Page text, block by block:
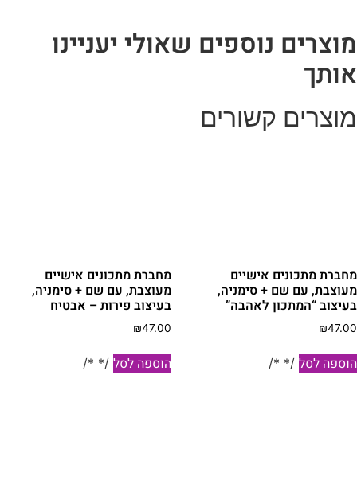
נוספים שאולי יעניינו
קשורים
מתכונים אישיים
עם שם + סימניה,
“המתכון לאהבה”
₪
לסל /* */
מחברת מתכונים אישיים
מעוצבת, עם שם + סימניה,
בעיצוב פירות – אבטיח
₪47.00
הוספה לסל /* */